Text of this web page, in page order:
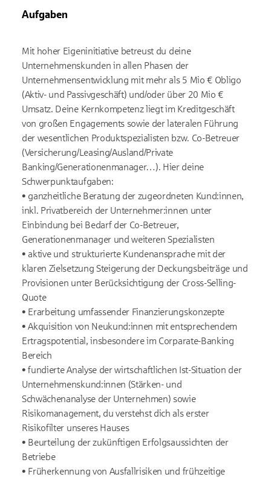
Aufgaben
Mit hoher Eigeninitiative betreust du deine
Unternehmenskunden in allen Phasen der
Unternehmensentwicklung mit mehr als 5 Mio € Obligo
(Aktiv- und Passivgeschäft) und/oder über 20 Mio €
Umsatz. Deine Kernkompetenz liegt im Kreditgeschäft
von großen Engagements sowie der lateralen Führung
der wesentlichen Produktspezialisten bzw. Co-Betreuer
(Versicherung/Leasing/Ausland/Private
Banking/Generationenmanager…). Hier deine
Schwerpunktaufgaben:
• ganzheitliche Beratung der zugeordneten Kund:innen,
inkl. Privatbereich der Unternehmer:innen unter
Einbindung bei Bedarf der Co-Betreuer,
Generationenmanager und weiteren Spezialisten
• aktive und strukturierte Kundenansprache mit der
klaren Zielsetzung Steigerung der Deckungsbeiträge und
Provisionen unter Berücksichtigung der Cross-Selling-
Quote
• Erarbeitung umfassender Finanzierungskonzepte
• Akquisition von Neukund:innen mit entsprechendem
Ertragspotential, insbesondere im Corparate-Banking
Bereich
• fundierte Analyse der wirtschaftlichen Ist-Situation der
Unternehmenskund:innen (Stärken- und
Schwächenanalyse der Unternehmen) sowie
Risikomanagement, du verstehst dich als erster
Risikofilter unseres Hauses
• Beurteilung der zukünftigen Erfolgsaussichten der
Betriebe
• Früherkennung von Ausfallrisiken und frühzeitige